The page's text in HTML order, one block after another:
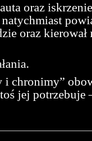
oraz
oraz kierował
i chronimy”
jej potrzebuje